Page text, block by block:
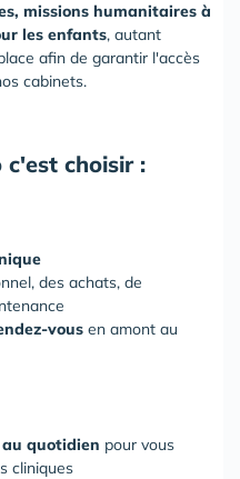
missions humanitaires à
les enfants, autant
afin de garantir l'accès
cabinets.
c'est choisir :
des achats, de
vous en amont au
quotidien pour vous
cliniques